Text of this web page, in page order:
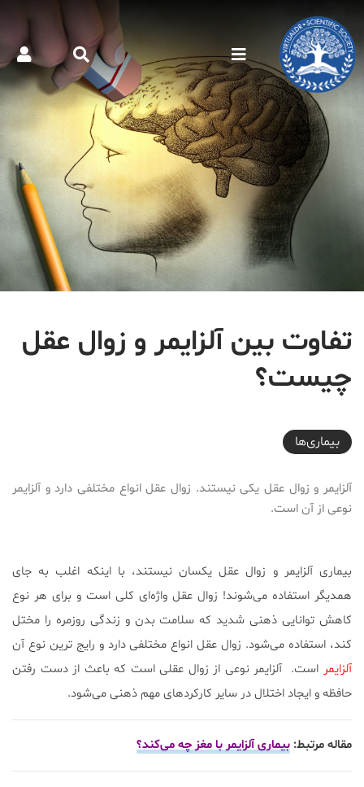
تفاوت بین آلزایمر و زوال عقل
چیست؟
2017-11-28T08:01:52+03:30
بیماری‌ها
آلزایمر و زوال عقل یکی نیستند. زوال عقل انواع مختلفی دارد و آلزایمر
نوعی از آن است.
بیماری آلزایمر و زوال عقل یکسان نیستند، با اینکه اغلب به جای
همدیگر استفاده می‌شوند! زوال عقل واژه‌ای کلی است و برای هر نوع
کاهش توانایی ذهنی شدید که سلامت بدن و زندگی روزمره را مختل
کند، استفاده می‌شود. زوال عقل انواع مختلفی دارد و رایج ترین نوع آن
آلزایمر است. آلزایمر نوعی از زوال عقلی است که باعث از دست رفتن
حافظه و ایجاد اختلال در سایر کارکرد‌های مهم ذهنی می‌شود.
مقاله مرتبط: بیماری آلزایمر با مغز چه می‌کند؟